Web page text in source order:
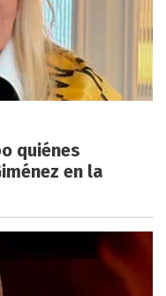
quiénes
en la